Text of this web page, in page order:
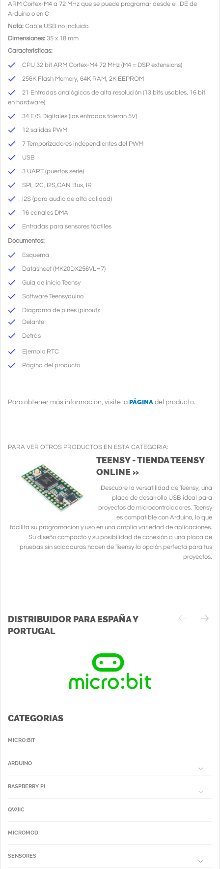
ARM Cortex-M4 a 72 MHz que se puede programar desde el IDE de
Arduino o en C
Nota: Cable USB no incluido.
Dimensiones: 35 x 18 mm
Características:
CPU 32 bit ARM Cortex-M4 72 MHz (M4 = DSP extensions)
256K Flash Memory, 64K RAM, 2K EEPROM
21 Entradas analógicas de alta resolución (13 bits usables, 16 bit
en hardware)
34 E/S Digitales (las entradas toleran 5V)
12 salidas PWM
7 Temporizadores independientes del PWM
USB
3 UART (puertos serie)
SPI, I2C, I2S,CAN Bus, IR
I2S (para audio de alta calidad)
16 canales DMA
Entradas para sensores táctiles
Documentos:
Esquema
Datasheet (MK20DX256VLH7)
Guía de inicio Teensy
Software Teensyduino
Diagrama de pines (pinout):
Delante
Detrás
Ejemplo RTC
Página del producto
Para obtener más información, visite la PÁGINA del producto.
PARA VER OTROS PRODUCTOS EN ESTA CATEGORIA:
TEENSY - TIENDA TEENSY
ONLINE »
Descubre la versatilidad de Teensy, una
placa de desarrollo USB ideal para
proyectos de microcontroladores. Teensy
es compatible con Arduino, lo que
facilita su programación y uso en una amplia variedad de aplicaciones.
Su diseño compacto y su posibilidad de conexión a una placa de
pruebas sin soldaduras hacen de Teensy la opción perfecta para tus
proyectos.
DISTRIBUIDOR PARA ESPAÑA Y
PORTUGAL
CATEGORIAS
MICRO:BIT
ARDUINO
RASPBERRY PI
QWIIC
MICROMOD
SENSORES